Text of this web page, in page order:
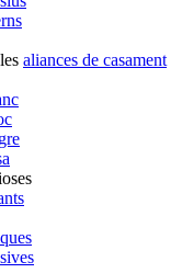
aliances de casament